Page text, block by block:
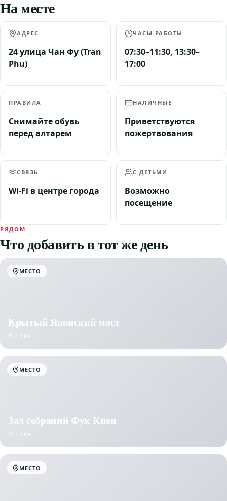
На месте
АДРЕС
24 улица Чан Фу (Tran
Phu)
ЧАСЫ РАБОТЫ
07:30–11:30, 13:30–
17:00
ПРАВИЛА
Снимайте обувь
перед алтарем
НАЛИЧНЫЕ
Приветствуются
пожертвования
СВЯЗЬ
Wi-Fi в центре города
С ДЕТЬМИ
Возможно
посещение
РЯДОМ
Что добавить в тот же день
МЕСТО
Крытый Японский мост
5 мин
МЕСТО
Зал собраний Фук Киен
3 мин
МЕСТО